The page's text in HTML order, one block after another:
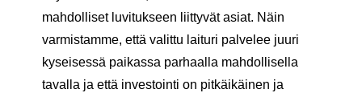
mahdolliset luvitukseen liittyvät asiat. Näin
varmistamme, että valittu laituri palvelee juuri
kyseisessä paikassa parhaalla mahdollisella
tavalla ja että investointi on pitkäikäinen ja